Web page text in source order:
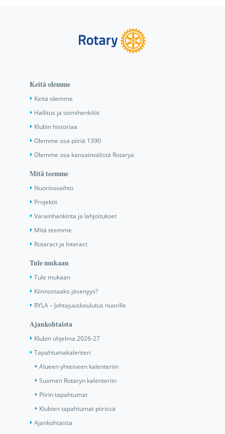
Keitä olemme
Keitä olemme
Hallitus ja toimihenkilöt
Klubin historiaa
Olemme osa piiriä 1390
Olemme osa kansainvälistä Rotarya
Mitä teemme
Nuorisovaihto
Projektit
Varainhankinta ja lahjoitukset
Mitä teemme
Rotaract ja Interact
Tule mukaan
Tule mukaan
Kiinnostaako jäsenyys?
RYLA – Johtajuuskoulutus nuorille
Ajankohtaista
Klubin ohjelma 2026-27
Tapahtumakalenteri
Alueen yhteiseen kalenteriin
Suomen Rotaryn kalenteriin
Piirin tapahtumat
Klubien tapahtumat piirissä
Ajankohtaista